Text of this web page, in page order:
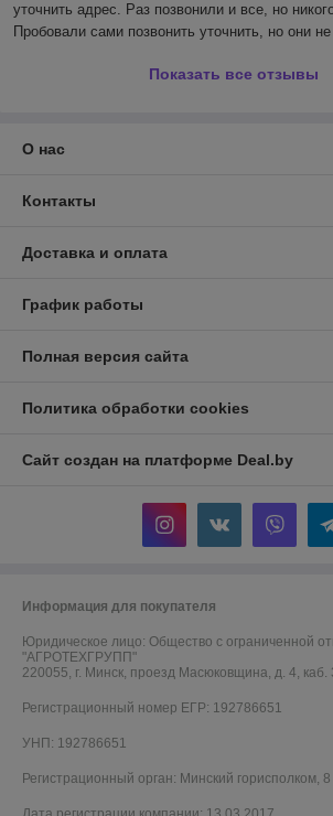
уточнить адрес. Раз позвонили и все, но
Пробовали сами позвонить уточнить, но они
Показать все отзывы
О нас
Контакты
Доставка и оплата
График работы
Полная версия сайта
Политика обработки cookies
Сайт создан на платформе Deal.by
Информация для покупателя
Юридическое лицо: Общество с ограниченной
"АГРОТЕХГРУПП"
220055, г. Минск, проезд Масюковщина, д. 4, каб.
Регистрационный номер ЕГР: 192786651
УНП: 192786651
Регистрационный орган: Минский горисполком,